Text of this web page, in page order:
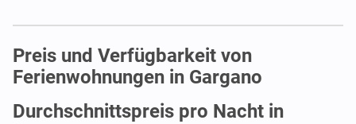
Preis und Verfügbarkeit von
Ferienwohnungen in Gargano
Durchschnittspreis pro Nacht in